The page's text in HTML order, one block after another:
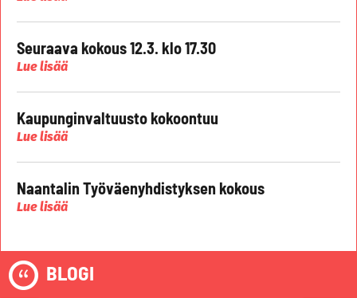
Seuraava kokous 12.3. klo 17.30
Lue lisää
Kaupunginvaltuusto kokoontuu
Lue lisää
Naantalin Työväenyhdistyksen kokous
Lue lisää
BLOGI